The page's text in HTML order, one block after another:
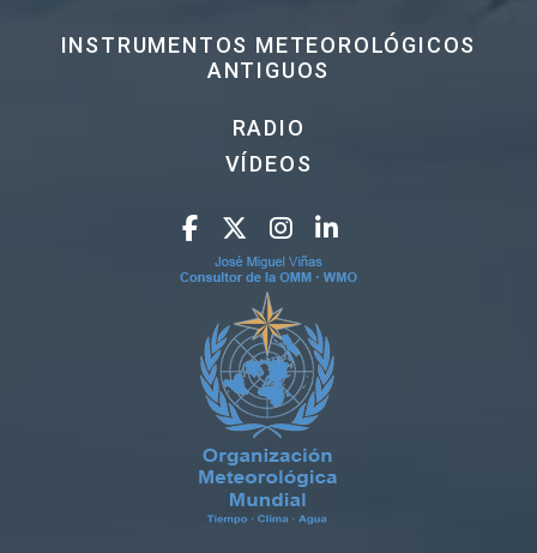
INSTRUMENTOS METEOROLÓGICOS
ANTIGUOS
RADIO
VÍDEOS